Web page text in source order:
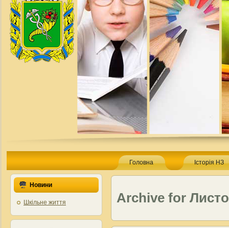
Головна Історія НЗ
Новини
Шкільне життя Archive for